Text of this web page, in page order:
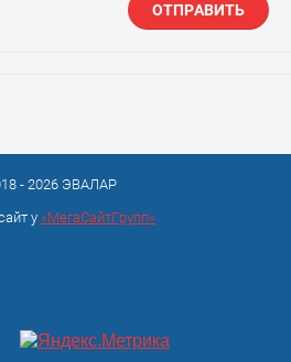
ОТПРАВИТЬ
- 2026 ЭВАЛАР
у «МегаСайтГрупп»